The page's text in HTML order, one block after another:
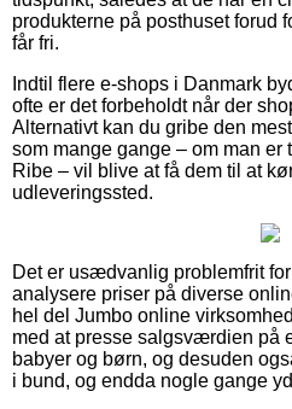
produkterne på posthuset forud
får fri.
Indtil flere e-shops i Danmark
ofte er det forbeholdt når der
Alternativt kan du gribe den
som mange gange – om man
Ribe – vil blive at få dem til at
udleveringssted.
Det er usædvanlig problemfrit
analysere priser på diverse
hel del Jumbo online
med at presse salgsværdien på
babyer og børn, og desuden
i bund, og endda nogle gange